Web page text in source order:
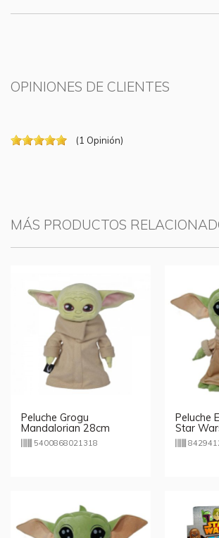
OPINIONES DE CLIENTES
(1 Opinión)
MÁS PRODUCTOS
Peluche Grogu
Mandalorian 28cm
5400868021318
Peluche
Star